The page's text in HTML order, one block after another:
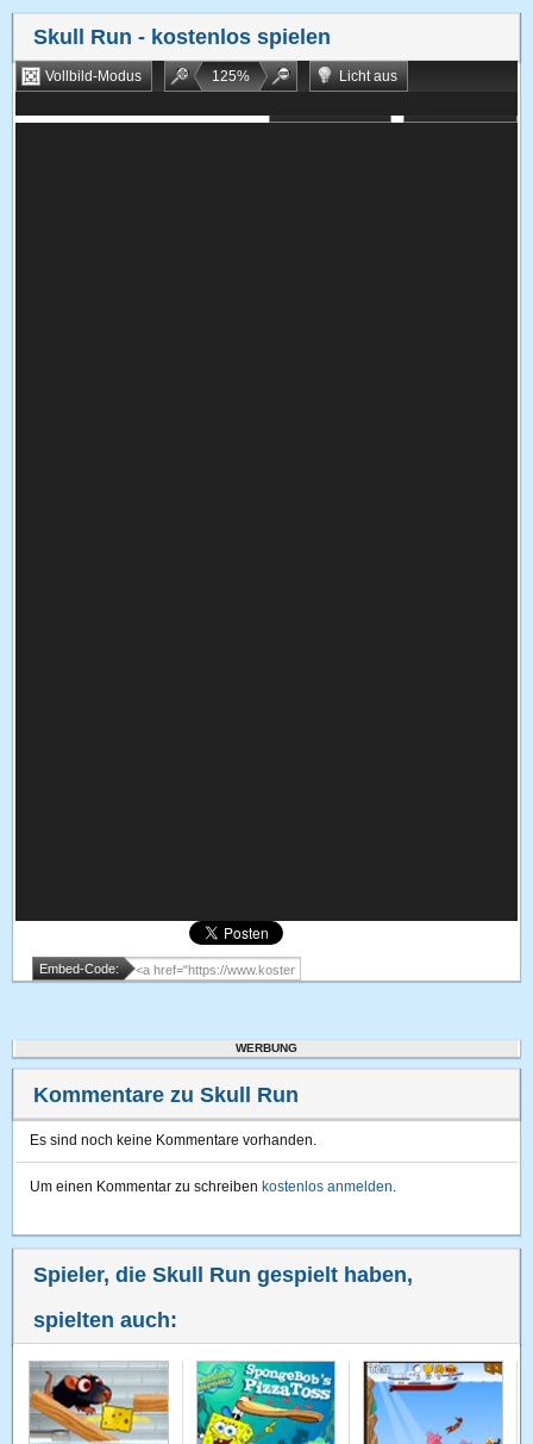
Skull Run - kostenlos spielen
Vollbild-Modus 125%
Licht aus
Embed-Code:
WERBUNG
Kommentare zu Skull Run
Es sind noch keine Kommentare vorhanden.
Um einen Kommentar zu schreiben kostenlos anmelden.
Spieler, die Skull Run gespielt haben,
spielten auch: